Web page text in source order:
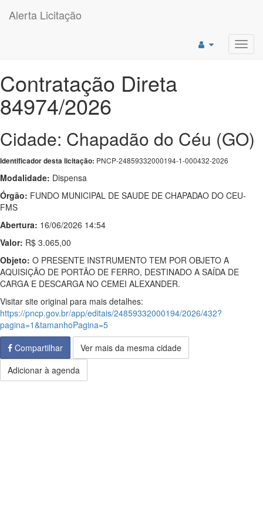
Alerta Licitação
Contratação Direta
84974/2026
Cidade: Chapadão do Céu (GO)
Identificador desta licitação: PNCP-24859332000194-1-000432-2026
Modalidade: Dispensa
Órgão: FUNDO MUNICIPAL DE SAUDE DE CHAPADAO DO CEU-
FMS
Abertura: 16/06/2026 14:54
Valor: R$ 3.065,00
Objeto: O PRESENTE INSTRUMENTO TEM POR OBJETO A
AQUISIÇÃO DE PORTÃO DE FERRO, DESTINADO A SAÍDA DE
CARGA E DESCARGA NO CEMEI ALEXANDER.
Visitar site original para mais detalhes:
https://pncp.gov.br/app/editais/24859332000194/2026/432?
pagina=1&tamanhoPagina=5
Compartilhar
Ver mais da mesma cidade
Adicionar à agenda